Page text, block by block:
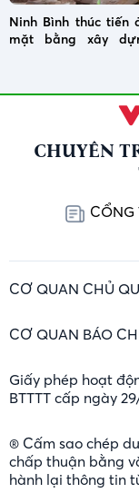
Ninh Bình thúc tiến
mặt bằng xây
CHUYÊN
CỔNG
CƠ QUAN CHỦ
CƠ QUAN BÁO
Giấy phép hoạt
BTTTT cấp ngày
® Cấm sao chép
chấp thuận bằng
hành lại thông tin